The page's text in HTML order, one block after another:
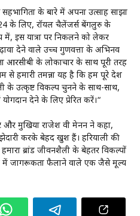
के बारे में अपना उत्साह साझा
के लिए, रॉयल चैलेंजर्स बेंगलुरु के
इस यात्रा पर निकलने को लेकर
देने वाले उच्च गुणवत्ता के अभिनव
आरसीबी के लोकाचार के साथ पूरी तरह
से हमारी तमन्ना यह है कि हम पूरे देश
के उत्कृष्ट विकल्प चुनने के साथ-साथ,
देने के लिए प्रेरित करें।“
और मुखिया राजेश वी मेनन ने कहा,
करके बेहद खुश हैं। हरियाली की
ब्रांड जीवनशैली के बेहतर विकल्पों
में जागरूकता फैलाने वाले एक जैसे मूल्य